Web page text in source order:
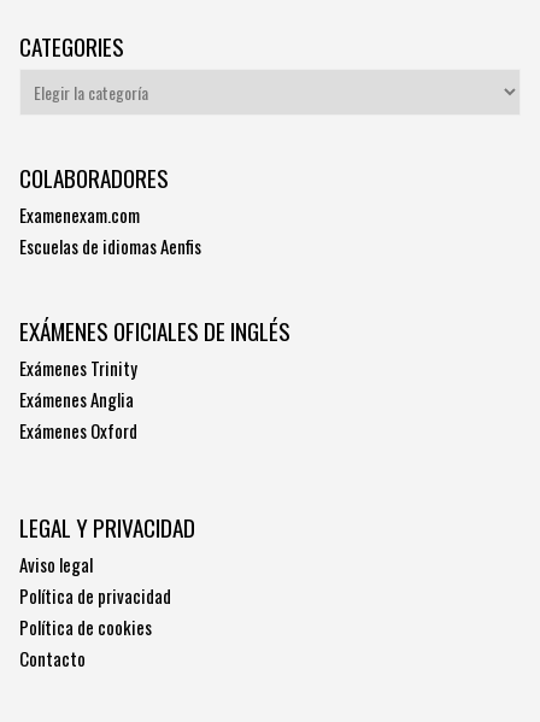
CATEGORIES
Categories
COLABORADORES
Examenexam.com
Escuelas de idiomas Aenfis
EXÁMENES OFICIALES DE INGLÉS
Exámenes Trinity
Exámenes Anglia
Exámenes Oxford
LEGAL Y PRIVACIDAD
Aviso legal
Política de privacidad
Política de cookies
Contacto